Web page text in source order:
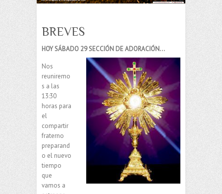
BREVES
HOY SÁBADO 29 SECCIÓN DE ADORACIÓN…
Nos
reuniremo
s a las
13:30
horas para
el
compartir
fraterno
preparand
o el nuevo
tiempo
que
vamos a